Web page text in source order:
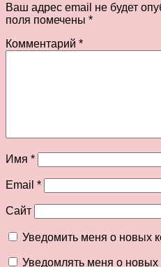
Ваш адрес email не будет
поля помечены *
Комментарий *
Имя *
Email *
Сайт
Уведомить меня о новых
Уведомлять меня о новых